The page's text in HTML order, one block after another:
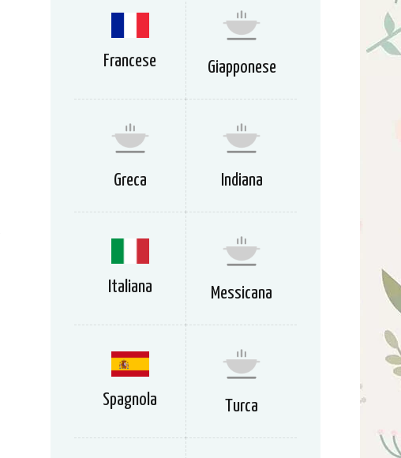
Francese Giapponese
Greca Indiana
Italiana Messicana
Spagnola Turca